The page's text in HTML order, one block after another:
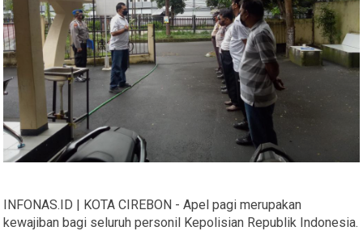
INFONAS.ID | KOTA CIREBON - Apel pagi merupakan
kewajiban bagi seluruh personil Kepolisian Republik Indonesia.